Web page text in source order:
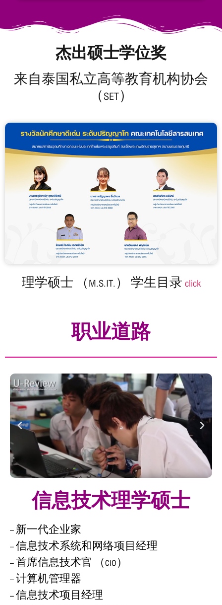
杰出硕士学位奖
来自泰国私立高等教育机构协会
（SET）
理学硕士 （M.S.IT.） 学生目录click
职业道路
信息技术理学硕士
– 新一代企业家
– 信息技术系统和网络项目经理
– 首席信息技术官 （CIO）
– 计算机管理器
– 信息技术项目经理